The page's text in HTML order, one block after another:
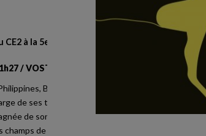
à la 5e).
/ VOSTF
Belyn
de ses trois
de son fils
de riz